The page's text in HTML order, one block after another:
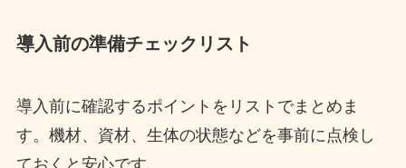
導入前の準備チェックリスト
導入前に確認するポイントをリストでまとめま
す。機材、資材、生体の状態などを事前に点検し